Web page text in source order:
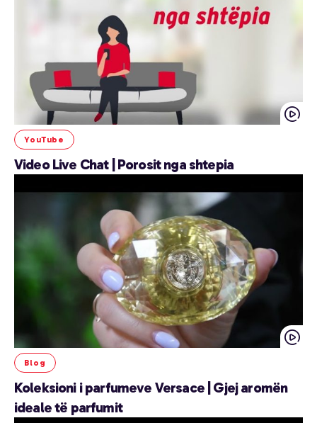
YouTube
Video Live Chat | Porosit nga shtepia
Blog
Koleksioni i parfumeve Versace | Gjej aromën
ideale të parfumit